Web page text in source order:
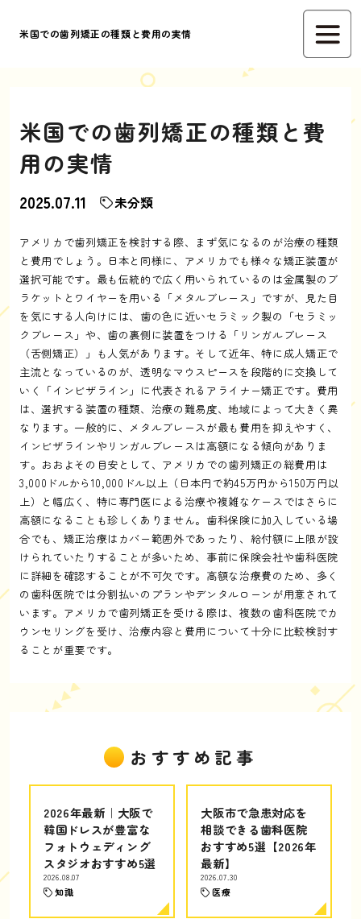
米国での歯列矯正の種類と費用の実情
米国での歯列矯正の種類と費
用の実情
2025.07.11 未分類
アメリカで歯列矯正を検討する際、まず気になるのが治療の種類
と費用でしょう。日本と同様に、アメリカでも様々な矯正装置が
選択可能です。最も伝統的で広く用いられているのは金属製のブ
ラケットとワイヤーを用いる「メタルブレース」ですが、見た目
を気にする人向けには、歯の色に近いセラミック製の「セラミッ
クブレース」や、歯の裏側に装置をつける「リンガルブレース
（舌側矯正）」も人気があります。そして近年、特に成人矯正で
主流となっているのが、透明なマウスピースを段階的に交換して
いく「インビザライン」に代表されるアライナー矯正です。費用
は、選択する装置の種類、治療の難易度、地域によって大きく異
なります。一般的に、メタルブレースが最も費用を抑えやすく、
インビザラインやリンガルブレースは高額になる傾向がありま
す。おおよその目安として、アメリカでの歯列矯正の総費用は
3,000ドルから10,000ドル以上（日本円で約45万円から150万円以
上）と幅広く、特に専門医による治療や複雑なケースではさらに
高額になることも珍しくありません。歯科保険に加入している場
合でも、矯正治療はカバー範囲外であったり、給付額に上限が設
けられていたりすることが多いため、事前に保険会社や歯科医院
に詳細を確認することが不可欠です。高額な治療費のため、多く
の歯科医院では分割払いのプランやデンタルローンが用意されて
います。アメリカで歯列矯正を受ける際は、複数の歯科医院でカ
ウンセリングを受け、治療内容と費用について十分に比較検討す
ることが重要です。
おすすめ記事
2026年最新｜大阪で
韓国ドレスが豊富な
フォトウェディング
スタジオおすすめ5選
2026.08.07
知識
大阪市で急患対応を
相談できる歯科医院
おすすめ5選【2026年
最新】
2026.07.30
医療